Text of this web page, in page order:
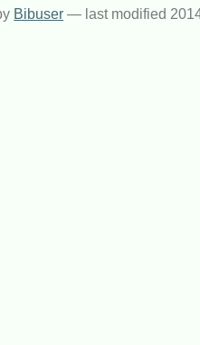
Bibuser — last modified